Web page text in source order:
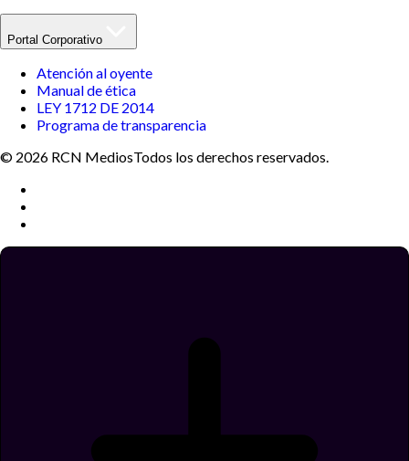
Portal Corporativo
Atención al oyente
Manual de ética
LEY 1712 DE 2014
Programa de transparencia
© 2026 RCN MediosTodos los derechos reservados.